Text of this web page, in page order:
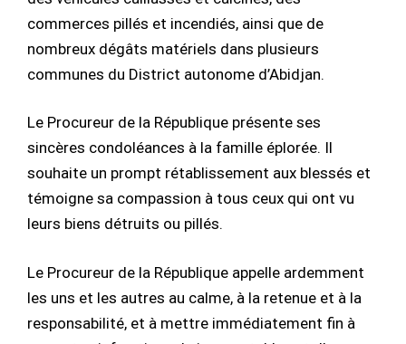
commerces pillés et incendiés, ainsi que de
nombreux dégâts matériels dans plusieurs
communes du District autonome d’Abidjan.
Le Procureur de la République présente ses
sincères condoléances à la famille éplorée. Il
souhaite un prompt rétablissement aux blessés et
témoigne sa compassion à tous ceux qui ont vu
leurs biens détruits ou pillés.
Le Procureur de la République appelle ardemment
les uns et les autres au calme, à la retenue et à la
responsabilité, et à mettre immédiatement fin à